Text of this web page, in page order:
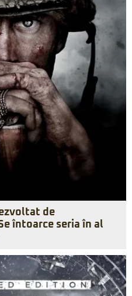
de
întoarce seria în al